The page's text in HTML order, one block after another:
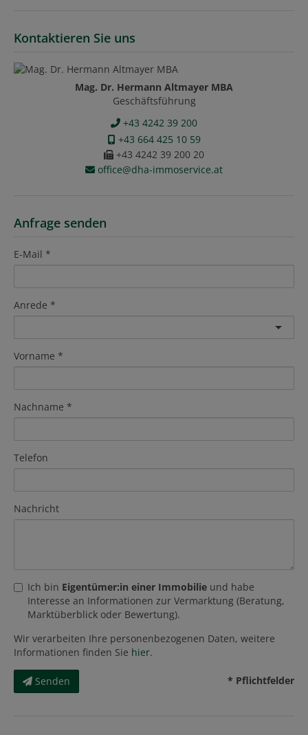
Kontaktieren Sie uns
Mag. Dr. Hermann Altmayer MBA
Geschäftsführung
+43 4242 39 200
+43 664 425 10 59
+43 4242 39 200 20
office@dha-immoservice.at
Anfrage senden
E-Mail
Anrede
Vorname
Nachname
Telefon
Nachricht
Ich bin Eigentümer:in einer Immobilie und habe
Interesse an Informationen zur Vermarktung (Beratung,
Marktüberblick oder Bewertung).
Wir verarbeiten Ihre personenbezogenen Daten, weitere
Informationen finden Sie hier.
Senden * Pflichtfelder